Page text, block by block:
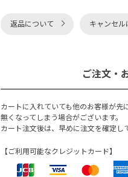
返品について キャンセル
ご注文・
カートに入れていても他のお客様が先
無くなってしまう場合がございます。
カート注文後は、早めに注文を確定し
【ご利用可能なクレジットカード】